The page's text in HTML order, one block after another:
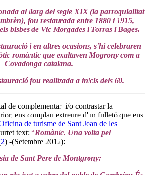
al llarg del segle XIX (la parroquialitat
fou restaurada entre 1880 i 1915,
bisbes de Vic Morgades i Torras i Bages.
i en altres ocasions, s'hi celebraren
romàntic que exaltaven Mogrony com a
Covadonga catalana.
fou realitzada a inicis dels 60.
de complementar i/o contrastar la
ens complau extreure d'un fulletó que ens
de turisme de Sant Joan de les
text: “Romànic. Una volta pel
2) -(Setembre 2012):
de Sant Pere de Montgrony: